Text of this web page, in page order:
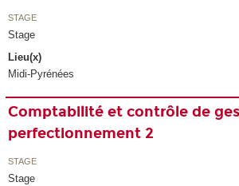
STAGE
Stage
Lieu(x)
Midi-Pyrénées
Comptabilité et contrôle de
perfectionnement 2
STAGE
Stage